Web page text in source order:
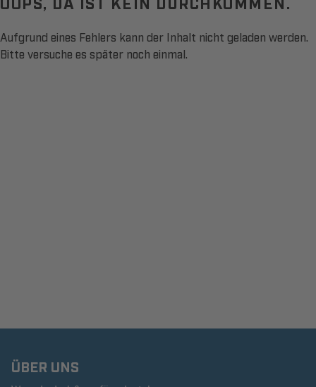
Aufgrund eines Fehlers kann der Inhalt nicht geladen werden.
Bitte versuche es später noch einmal.
ÜBER UNS